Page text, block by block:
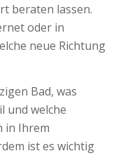
beraten lassen.
oder in
neue Richtung
Bad, was
und welche
in Ihrem
ist es wichtig